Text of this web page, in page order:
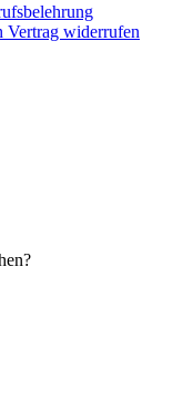
Vertrag widerrufen